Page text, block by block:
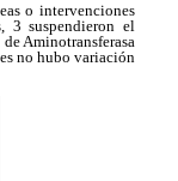
o intervenciones
3 suspendieron el
Aminotransferasa
no hubo variación